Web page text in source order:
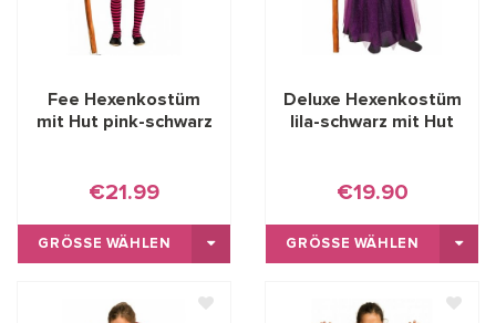
Fee Hexenkostüm
mit Hut pink-schwarz
€21.99
GRÖSSE WÄHLEN
Deluxe Hexenkostüm
lila-schwarz mit Hut
€19.90
GRÖSSE WÄHLEN